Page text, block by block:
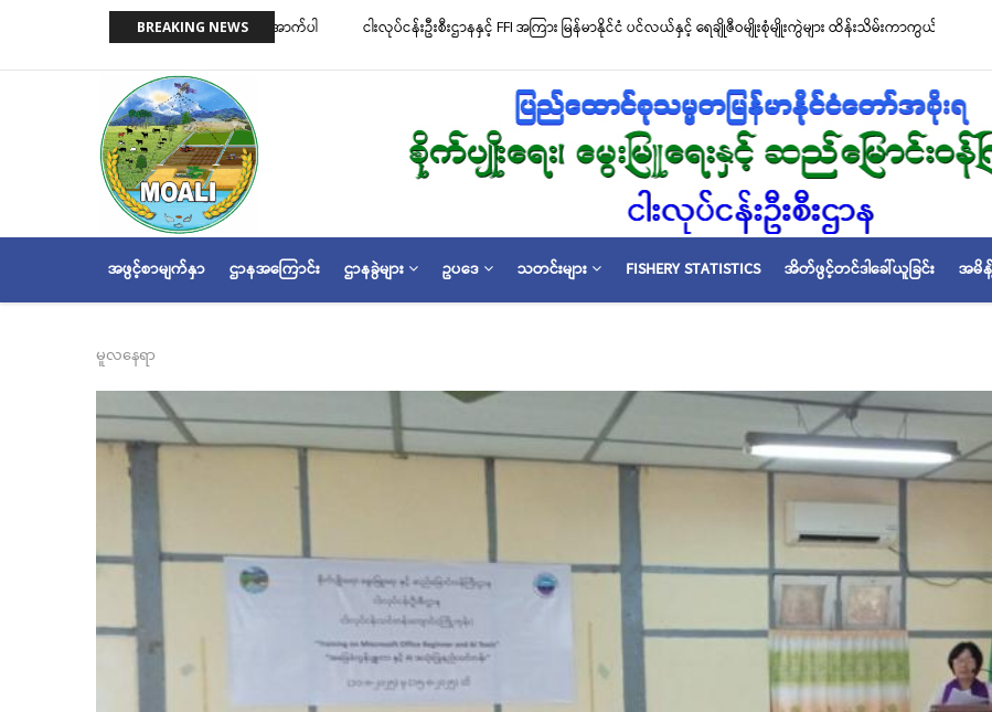
BREAKING NEWS
အလိုက် လိုင်စင်ခနှုန်းထားများကို အောက်ပါ
ငါးလုပ်ငန်းဦးစီးဌာနနှင့် FFI အကြား မြန်မာနိုင်ငံ ပင်လယ်နှင့် ရေချိုဇီဝမျိုးစုံမျိုးကွဲများ ထိန်းသိမ်းကာကွယ်စောင့်ရှောက်ခြင်းလုပ်ငန်
MAIN
NAVIGATION
အဖွင့်စာမျက်နှာ ဌာနအကြောင်း ဌာနခွဲများ ဥပဒေ သတင်းများ FISHERY STATISTICS အိတ်ဖွင့်တင်ဒါခေါ်ယူခြင်း အမိန့်
Breadcrumb
မူလနေရာ